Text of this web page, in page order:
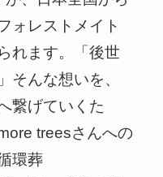
ォレストメイト
れます。「後世
そんな想いを、
繋げていくた
treesさんへの
環葬